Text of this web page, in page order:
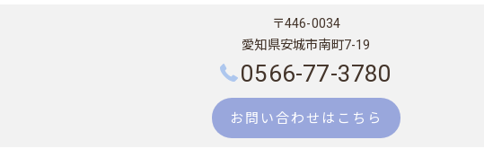
〒446-0034
愛知県安城市南町7-19
0566-77-3780
お問い合わせはこちら